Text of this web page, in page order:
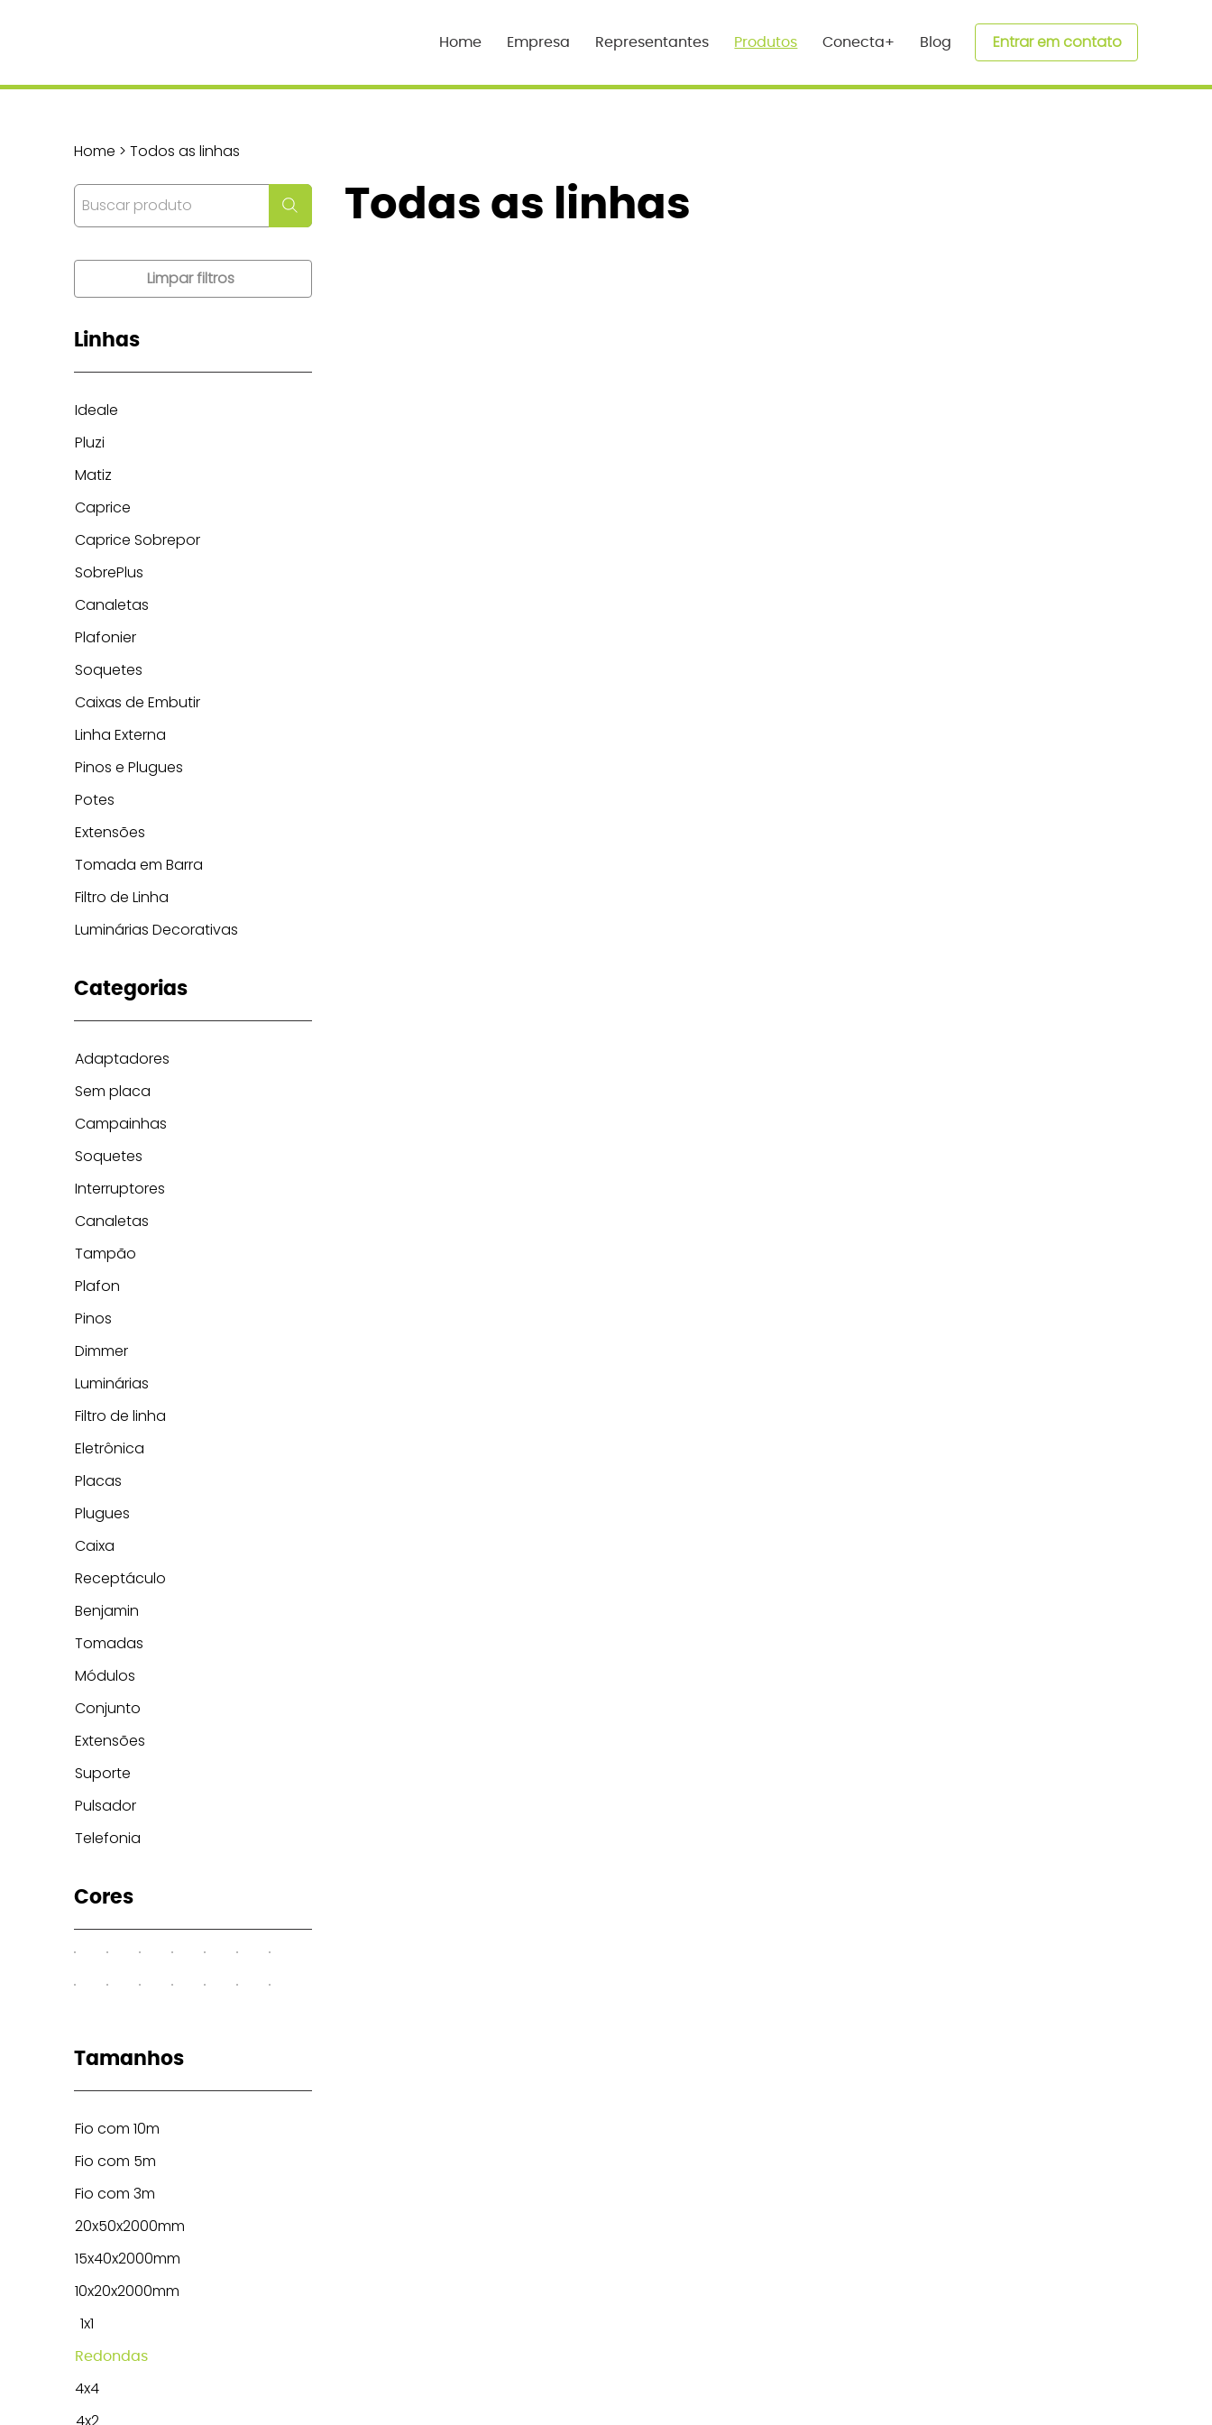
Home Empresa Representantes Produtos Conecta+ Blog Entrar em contato
Todas as linhas
Home > Todos as linhas
Tamanhos
Fio com 10m
Fio com 5m
Fio com 3m
20x50x2000mm
15x40x2000mm
10x20x2000mm
1x1
Redondas
4x4
Ideale
Pluzi
Matiz
Caprice
Caprice Sobrepor
SobrePlus
Canaletas
Plafonier
Soquetes
Caixas de Embutir
Linha Externa
Pinos e Plugues
Potes
Extensões
Tomada em Barra
Filtro de Linha
Luminárias Decorativas
Linhas
Categorias
Adaptadores
Sem placa
Campainhas
Soquetes
Interruptores
Canaletas
Tampão
Plafon
Pinos
Dimmer
Luminárias
Filtro de linha
Eletrônica
Placas
Plugues
Caixa
Receptáculo
Benjamin
Tomadas
Módulos
Conjunto
Extensões
Suporte
Pulsador
Telefonia
Cores
Limpar filtros